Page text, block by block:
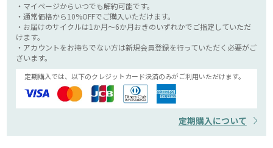
・マイページからいつでも解約可能です。
・通常価格から10%OFFでご購入いただけます。
・お届けのサイクルは1か月～6か月おきのいずれかでご指定していただ
けます。
・アカウントをお持ちでない方は新規会員登録を行っていただく必要がご
ざいます。
定期購入では、以下のクレジットカード決済のみがご利用いただけます。
定期購入について